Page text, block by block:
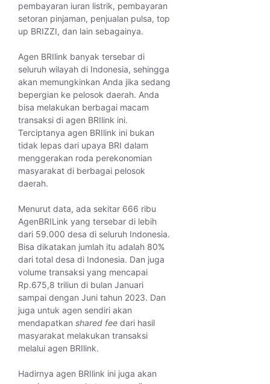
pembayaran iuran listrik, pembayaran
setoran pinjaman, penjualan pulsa, top
up BRIZZI, dan lain sebagainya.
Agen BRIlink banyak tersebar di
seluruh wilayah di Indonesia, sehingga
akan memungkinkan Anda jika sedang
bepergian ke pelosok daerah. Anda
bisa melakukan berbagai macam
transaksi di agen BRIlink ini.
Terciptanya agen BRIlink ini bukan
tidak lepas dari upaya BRI dalam
menggerakan roda perekonomian
masyarakat di berbagai pelosok
daerah.
Menurut data, ada sekitar 666 ribu
AgenBRILink yang tersebar di lebih
dari 59.000 desa di seluruh Indonesia.
Bisa dikatakan jumlah itu adalah 80%
dari total desa di Indonesia. Dan juga
volume transaksi yang mencapai
Rp.675,8 triliun di bulan Januari
sampai dengan Juni tahun 2023. Dan
juga untuk agen sendiri akan
mendapatkan shared fee dari hasil
masyarakat melakukan transaksi
melalui agen BRIlink.
Hadirnya agen BRIlink ini juga akan